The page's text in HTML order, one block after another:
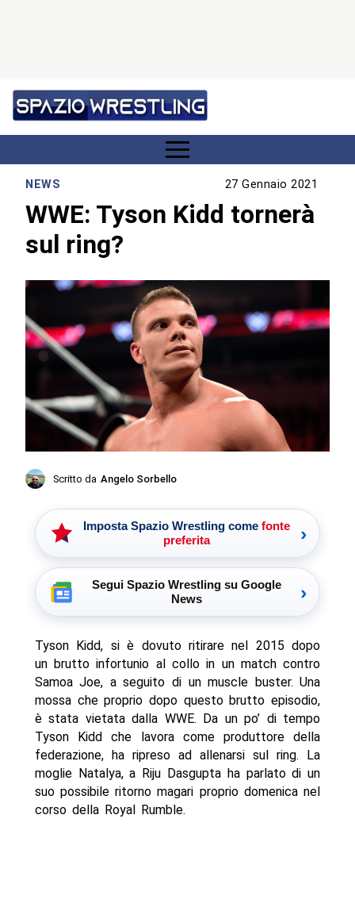
NEWS 27 Gennaio 2021
WWE: Tyson Kidd tornerà
sul ring?
Scritto da Angelo Sorbello
Imposta Spazio Wrestling come fonte
preferita
›
Segui Spazio Wrestling su Google
News
›
Tyson Kidd, si è dovuto ritirare nel 2015 dopo
un brutto infortunio al collo in un match contro
Samoa Joe, a seguito di un muscle buster. Una
mossa che proprio dopo questo brutto episodio,
è stata vietata dalla WWE. Da un po’ di tempo
Tyson Kidd che lavora come produttore della
federazione, ha ripreso ad allenarsi sul ring. La
moglie Natalya, a Riju Dasgupta ha parlato di un
suo possibile ritorno magari proprio domenica nel
corso della Royal Rumble.